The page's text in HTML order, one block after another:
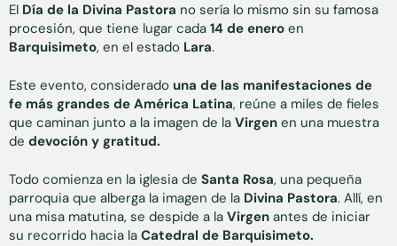
El Día de la Divina Pastora no sería lo mismo sin su famosa
procesión, que tiene lugar cada 14 de enero en
Barquisimeto, en el estado Lara.
Este evento, considerado una de las manifestaciones de
fe más grandes de América Latina, reúne a miles de fieles
que caminan junto a la imagen de la Virgen en una muestra
de devoción y gratitud.
Todo comienza en la iglesia de Santa Rosa, una pequeña
parroquia que alberga la imagen de la Divina Pastora. Allí, en
una misa matutina, se despide a la Virgen antes de iniciar
su recorrido hacia la Catedral de Barquisimeto.